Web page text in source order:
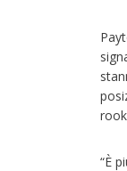
“È